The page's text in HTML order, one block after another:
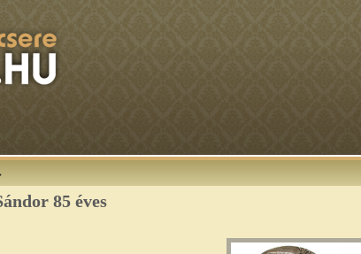
85 éves